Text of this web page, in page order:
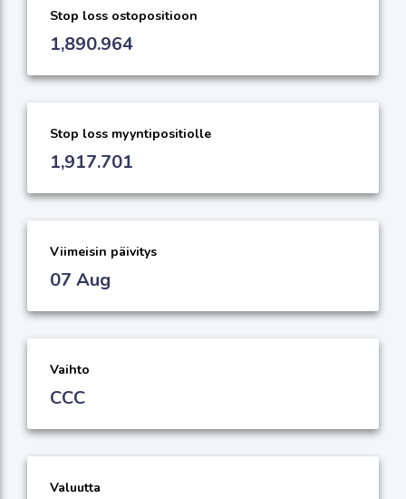
Stop loss ostopositioon
1,890.964
Stop loss myyntipositiolle
1,917.701
Viimeisin päivitys
07 Aug
Vaihto
CCC
Valuutta